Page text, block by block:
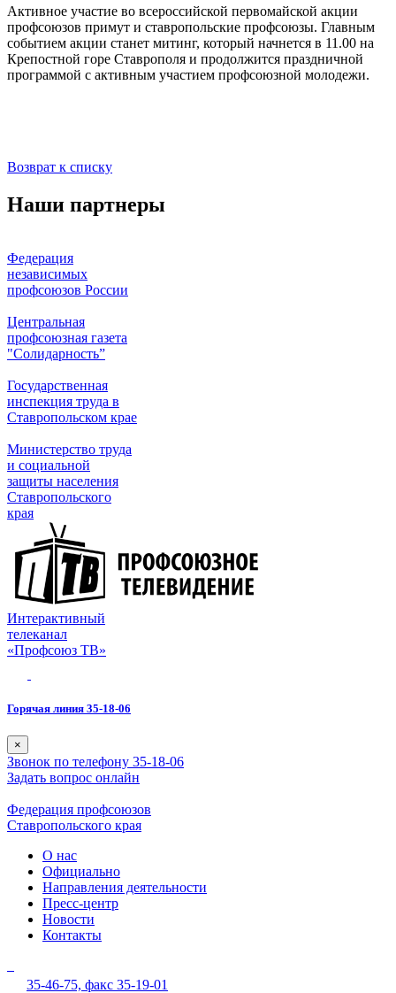
Активное участие во всероссийской первомайской акции
профсоюзов примут и ставропольские профсоюзы. Главным
событием акции станет митинг, который начнется в 11.00 на
Крепостной горе Ставрополя и продолжится праздничной
программой с активным участием профсоюзной молодежи.
Возврат к списку
Наши партнеры
Федерация
независимых
профсоюзов России
Центральная
профсоюзная газета
"Солидарность”
Государственная
инспекция труда в
Ставропольском крае
Министерство труда
и социальной
защиты населения
Ставропольского
края
Интерактивный
телеканал
«Профсоюз ТВ»
Горячая линия 35-18-06
×
Звонок по телефону 35-18-06
Задать вопрос онлайн
Федерация профсоюзов
Ставропольского края
О нас
Официально
Направления деятельности
Пресс-центр
Новости
Контакты
35-46-75, факс 35-19-01